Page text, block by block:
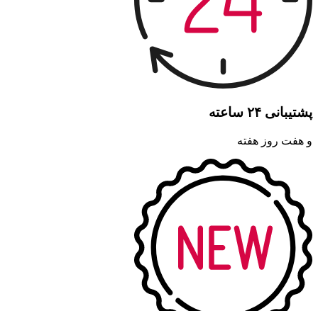
پشتیبانی ۲۴ ساعته
و هفت روز هفته